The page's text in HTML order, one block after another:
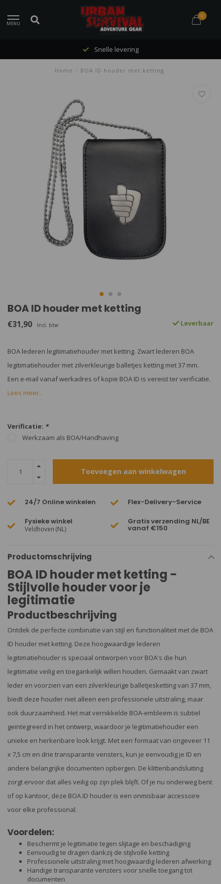
MENU
0
Snelle levering
Home BOA ID houder met ketting
BOA ID houder met ketting
€31,90 Incl. btw Leverbaar
BOA lederen legitimatiehouder met ketting. Zwart lederen BOA
legitimatiehouder met zilverkleurige balletjes ketting met 37 mm.
Een e-mail vanaf werkadres of kopie BOA ID is vereist ter verificatie.
Lees meer..
Verificatie: *
Werkzaam als BOA/Handhaving
Toevoegen aan winkelwagen
24/7 Online winkelen Flex-Delivery-Service
Fysieke winkel
Veldhoven (NL)
Gratis verzending NL/BE
vanaf €150
Productomschrijving
BOA ID houder met ketting -
Stijlvolle houder voor je
legitimatie
Productbeschrijving
Ontdek de perfecte combinatie van stijl en functionaliteit met de BOA
ID houder met ketting. Deze hoogwaardige lederen
legitimatiehouder is speciaal ontworpen voor BOA's die hun
legitimatie veilig en toegankelijk willen houden. Gemaakt van zwart
leder en voorzien van een zilverkleurige balletjesketting van 37 mm,
biedt deze houder niet alleen een professionele uitstraling, maar
ook duurzaamheid. Het mat vernikkelde BOA-embleem is subtiel
geïntegreerd in het ontwerp, waardoor je legitimatiehouder een
unieke en herkenbare look krijgt. Met een formaat van ongeveer 11
x 7,5 cm en drie transparante vensters, kun je eenvoudig je ID en
andere belangrijke documenten opbergen. De klittenbandsluiting
zorgt ervoor dat alles veilig op zijn plek blijft. Of je nu onderweg bent
of op kantoor, deze BOA ID houder is een onmisbaar accessoire
voor elke professional.
Voordelen:
Beschermt je legitimatie tegen slijtage en beschadiging
Eenvoudig te dragen dankzij de stijlvolle ketting
Professionele uitstraling met hoogwaardig lederen afwerking
Handige transparante vensters voor snelle toegang tot
documenten